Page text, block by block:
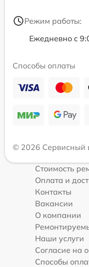
Режим работы:
Ежедневно с
Способы оплаты
© 2026 Сервисный
Стоимость
Оплата и
Контакты
Вакансии
О компании
Наши услуги
Согласие на
Способы